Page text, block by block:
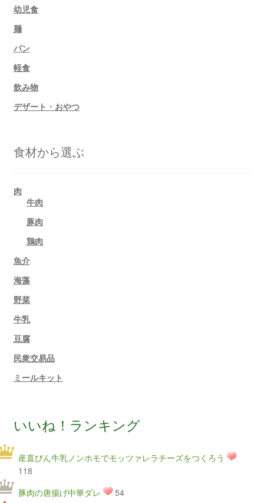
幼児食
麺
パン
軽食
飲み物
デザート・おやつ
食材から選ぶ
肉
牛肉
豚肉
鶏肉
魚介
海藻
野菜
牛乳
豆腐
民衆交易品
ミールキット
いいね！ランキング
産直びん牛乳ノンホモでモッツァレラチーズをつくろう
118
豚肉の唐揚げ中華ダレ
54